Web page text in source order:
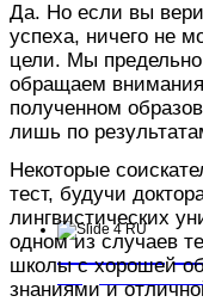
Готовы
Подайте
Да. Но если вы
успеха, ничего не
цели. Мы предельно
обращаем
полученном
лишь по
Некоторые
тест, будучи
лингвистических
одном из случаев
школы с хорошей
знаниями и